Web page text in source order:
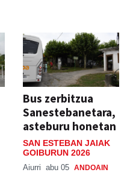
Bus zerbitzua
Sanestebanetara,
asteburu honetan
SAN ESTEBAN JAIAK
GOIBURUN 2026
Aiurri abu 05 ANDOAIN